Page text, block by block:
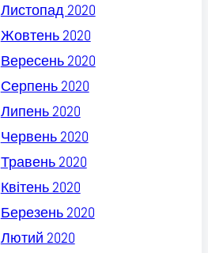
Листопад 2020
Жовтень 2020
Вересень 2020
Серпень 2020
Липень 2020
Червень 2020
Травень 2020
Квітень 2020
Березень 2020
Лютий 2020